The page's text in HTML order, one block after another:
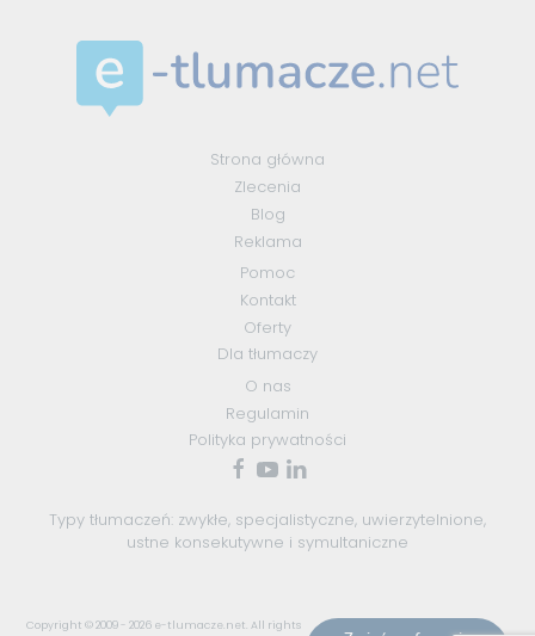
Strona główna
Zlecenia
Blog
Reklama
Pomoc
Kontakt
Oferty
Dla tłumaczy
O nas
Regulamin
Polityka prywatności
Typy tłumaczeń: zwykłe, specjalistyczne, uwierzytelnione,
ustne konsekutywne i symultaniczne
Copyright © 2009 - 2026 e-tlumacze.net. All rights